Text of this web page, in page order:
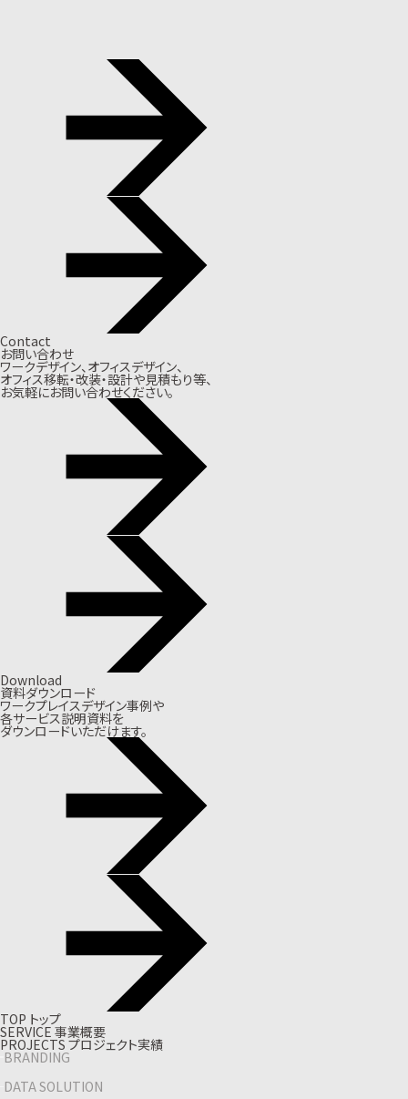
Contact
お問い合わせ
ワークデザイン、オフィスデザイン、
オフィス移転・改装・設計や見積もり等、
お気軽にお問い合わせください。
Download
資料ダウンロード
ワークプレイスデザイン事例や
各サービス説明資料を
ダウンロードいただけます。
TOP トップ
SERVICE 事業概要
PROJECTS プロジェクト実績
BRANDING
DATA SOLUTION